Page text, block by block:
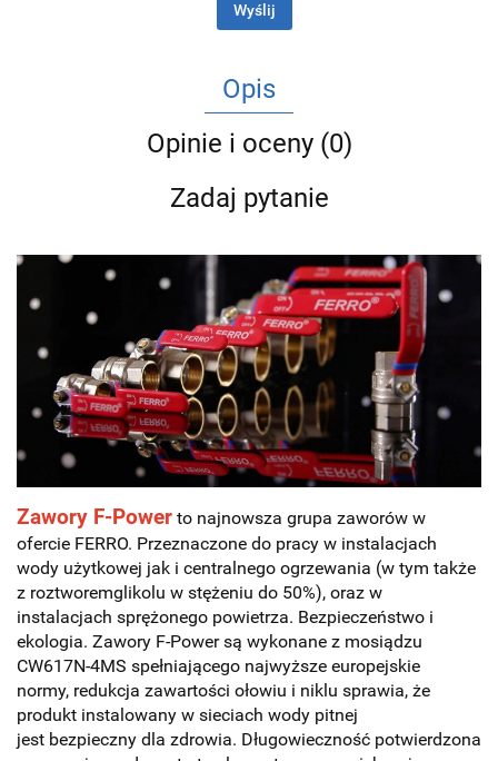
Wyślij
Opis
Opinie i oceny (0)
Zadaj pytanie
Zawory F-Power to najnowsza grupa zaworów w
ofercie FERRO. Przeznaczone do pracy w instalacjach
wody użytkowej jak i centralnego ogrzewania (w tym także
z roztworemglikolu w stężeniu do 50%), oraz w
instalacjach sprężonego powietrza. Bezpieczeństwo i
ekologia. Zawory F-Power są wykonane z mosiądzu
CW617N-4MS spełniającego najwyższe europejskie
normy, redukcja zawartości ołowiu i niklu sprawia, że
produkt instalowany w sieciach wody pitnej
jest bezpieczny dla zdrowia. Długowieczność potwierdzona